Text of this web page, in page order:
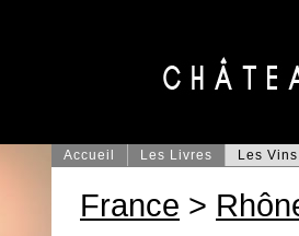
Accueil Les Livres Les Vins
France >